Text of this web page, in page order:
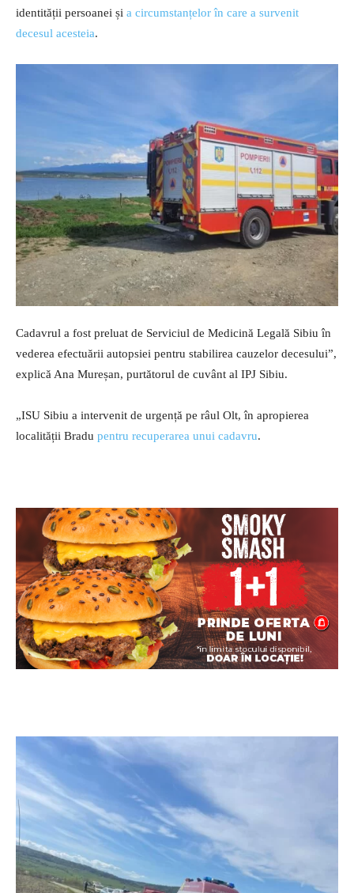
identității persoanei și a circumstanțelor în care a survenit
decesul acesteia.
Cadavrul a fost preluat de Serviciul de Medicină Legală Sibiu în
vederea efectuării autopsiei pentru stabilirea cauzelor decesului”,
explică Ana Mureșan, purtătorul de cuvânt al IPJ Sibiu.
„ISU Sibiu a intervenit de urgență pe râul Olt, în apropierea
localității Bradu pentru recuperarea unui cadavru.